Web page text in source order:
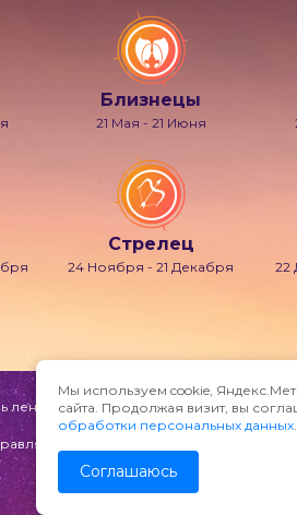
Близнецы
21 Мая - 21 Июня
Стрелец
24 Ноября - 21 Декабря 22
и мечтаний, также известно под
по адресу:
Мы используем cookie,
сайта. Продолжая визит, вы
обработки персональных данных.
Соглашаюсь